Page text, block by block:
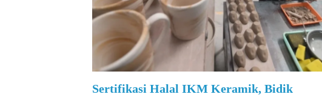
Sertifikasi Halal IKM Keramik, Bidik